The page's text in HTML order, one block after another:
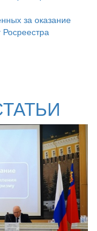
за оказание